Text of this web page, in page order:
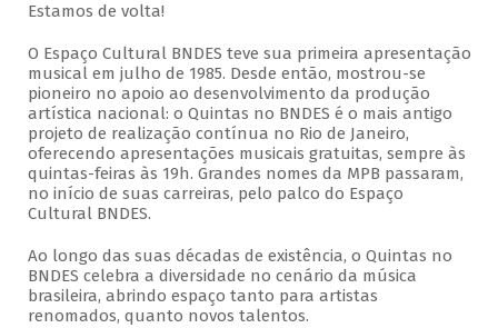
Estamos de volta!
O Espaço Cultural BNDES teve sua primeira apresentação
musical em julho de 1985. Desde então, mostrou-se
pioneiro no apoio ao desenvolvimento da produção
artística nacional: o Quintas no BNDES é o mais antigo
projeto de realização contínua no Rio de Janeiro,
oferecendo apresentações musicais gratuitas, sempre às
quintas-feiras às 19h. Grandes nomes da MPB passaram,
no início de suas carreiras, pelo palco do Espaço
Cultural BNDES.
Ao longo das suas décadas de existência, o Quintas no
BNDES celebra a diversidade no cenário da música
brasileira, abrindo espaço tanto para artistas
renomados, quanto novos talentos.